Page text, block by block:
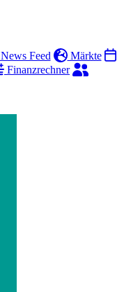
News Feed
Märkte
Finanzrechner